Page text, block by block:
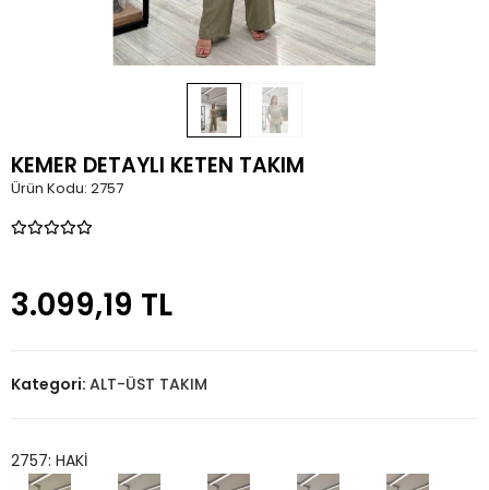
KEMER DETAYLI KETEN TAKIM
Ürün Kodu: 2757
3.099,19 TL
Kategori: ALT-ÜST TAKIM
2757: HAKİ